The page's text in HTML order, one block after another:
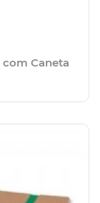
Caneta